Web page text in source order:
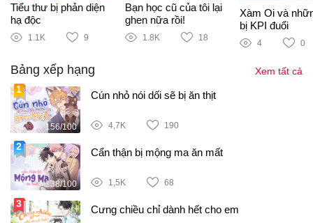
Tiểu thư bị phản diện
hạ độc
1.1K 9
Bạn học cũ của tôi lại
ghen nữa rồi!
1.8K 18
Xàm Oi và
bị KPI đuổi
4 0
Bảng xếp hạng Xem tất cả
156/100
Cún nhỏ nói dối sẽ bị ăn thịt
4,7K 190
138/100
Cẩn thận bị mộng ma ăn mất
1,5K 68
Cưng chiều chỉ dành hết cho em